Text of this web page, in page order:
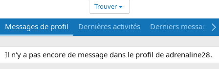
Trouver
Messages de profil Dernières activités Derniers messages
Il n'y a pas encore de message dans le profil de adrenaline28.